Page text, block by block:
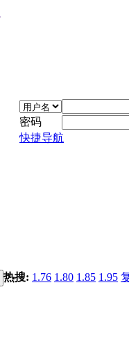
密码
快捷导航
热搜: 1.76 1.80 1.85 1.95